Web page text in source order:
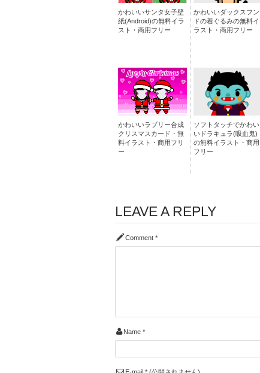
かわいいサンタ女子壁
紙(Android)の無料イラ
スト・商用フリー
かわいいダックスフン
ドの着ぐるみの無料イ
ラスト・商用フリー
かわいいラブリー合成
クリスマスカード・無
料イラスト・商用フリ
ー
ソフトタッチでかわい
いドラキュラ(吸血鬼)
の無料イラスト・商用
フリー
LEAVE A REPLY
Comment *
Name *